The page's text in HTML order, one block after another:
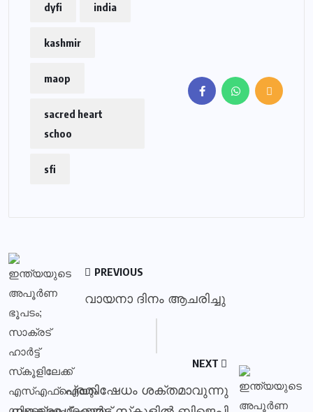
dyfi india
kashmir
maop
sacred heart
schoo
sfi
PREVIOUS
വായനാ ദിനം ആചരിച്ചു
NEXT
പ്രതിഷേധം ശക്തമാവുന്നു